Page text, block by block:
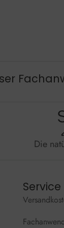
Die
Service